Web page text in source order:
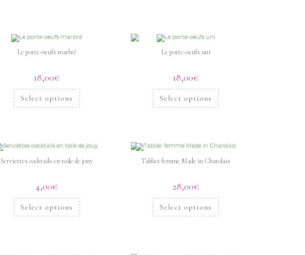
Le porte-oeufs marbré
18,00€
Select options
Le porte-oeufs uni
18,00€
Select options
Serviettes cocktails en toile de jouy
4,00€
Select options
Tablier femme Made in Charolais
28,00€
Select options